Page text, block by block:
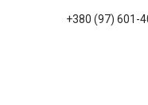
+380 (97) 601-